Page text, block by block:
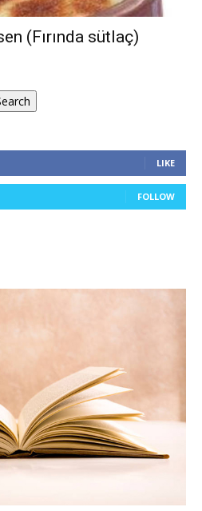
(Fırında sütlaç)
LIKE
FOLLOW